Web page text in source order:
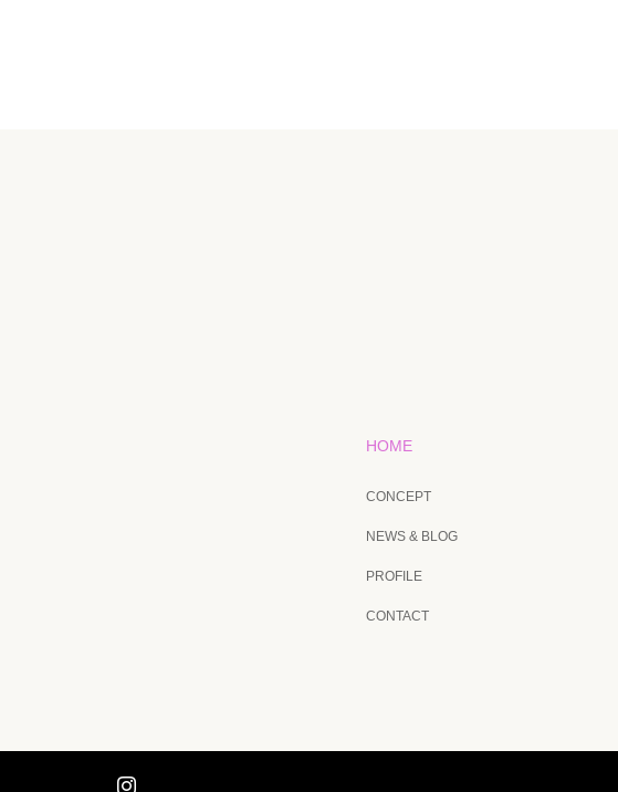
HOME
CONCEPT
NEWS & BLOG
PROFILE
CONTACT